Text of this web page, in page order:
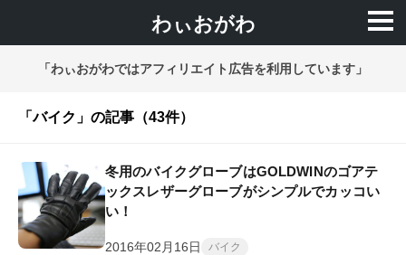
わぃおがわ
「わぃおがわではアフィリエイト広告を利用しています」
「バイク」の記事（43件）
冬用のバイクグローブはGOLDWINのゴアテ
ックスレザーグローブがシンプルでカッコい
い！
2016年02月16日 バイク